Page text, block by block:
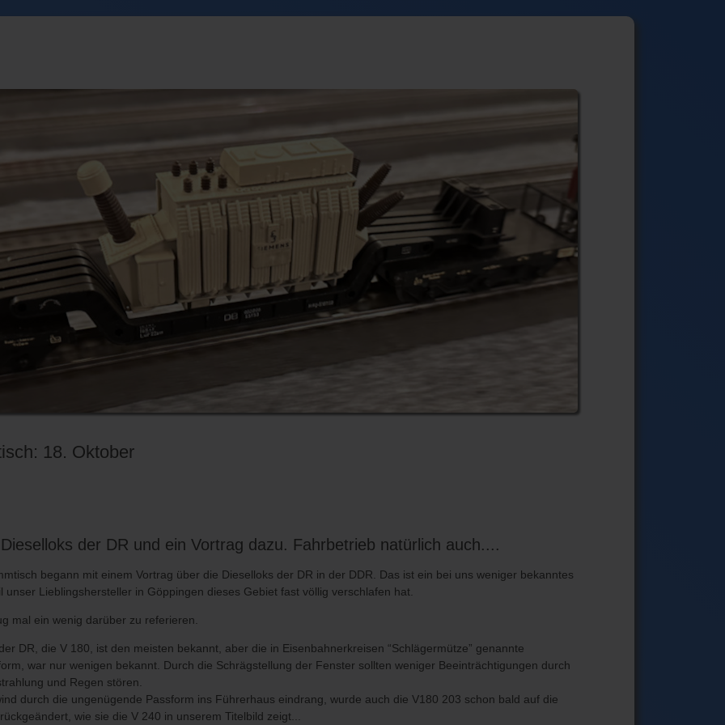
18. Oktober
der DR und ein Vortrag dazu. Fahrbetrieb natürlich auch....
begann mit einem Vortrag über die Dieselloks der DR in der DDR. Das ist ein bei uns weniger bekanntes
unser Lieblingshersteller in Göppingen dieses Gebiet fast völlig verschlafen hat.
mal ein wenig darüber zu referieren.
DR, die V 180, ist den meisten bekannt, aber die in Eisenbahnerkreisen “Schlägermütze” genannte
war nur wenigen bekannt. Durch die Schrägstellung der Fenster sollten weniger Beeinträchtigungen durch
und Regen stören.
durch die ungenügende Passform ins Führerhaus eindrang, wurde auch die V180 203 schon bald auf die
wie sie die V 240 in unserem Titelbild zeigt...